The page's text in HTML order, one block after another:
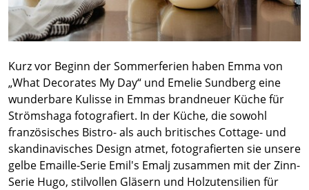
Kurz vor Beginn der Sommerferien haben Emma von
„What Decorates My Day“ und Emelie Sundberg eine
wunderbare Kulisse in Emmas brandneuer Küche für
Strömshaga fotografiert. In der Küche, die sowohl
französisches Bistro- als auch britisches Cottage- und
skandinavisches Design atmet, fotografierten sie unsere
gelbe Emaille-Serie Emil's Emalj zusammen mit der Zinn-
Serie Hugo, stilvollen Gläsern und Holzutensilien für